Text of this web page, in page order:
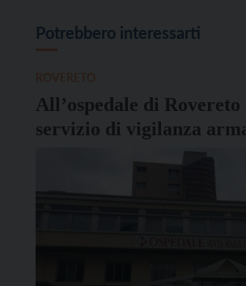
Potrebbero interessarti
All’ospedale di
servizio di vigilanza